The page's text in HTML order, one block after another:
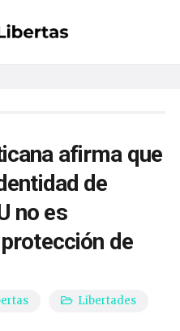
afirma que
de
no es
de
Libertades